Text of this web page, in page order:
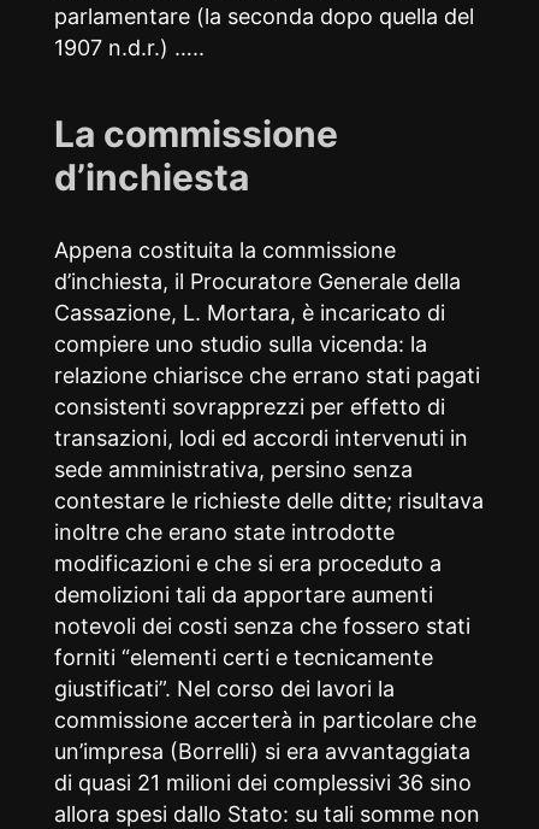
parlamentare (la seconda dopo quella del
1907 n.d.r.) …..
La commissione
d’inchiesta
Appena costituita la commissione
d’inchiesta, il Procuratore Generale della
Cassazione, L. Mortara, è incaricato di
compiere uno studio sulla vicenda: la
relazione chiarisce che errano stati pagati
consistenti sovrapprezzi per effetto di
transazioni, lodi ed accordi intervenuti in
sede amministrativa, persino senza
contestare le richieste delle ditte; risultava
inoltre che erano state introdotte
modificazioni e che si era proceduto a
demolizioni tali da apportare aumenti
notevoli dei costi senza che fossero stati
forniti “elementi certi e tecnicamente
giustificati”. Nel corso dei lavori la
commissione accerterà in particolare che
un’impresa (Borrelli) si era avvantaggiata
di quasi 21 milioni dei complessivi 36 sino
allora spesi dallo Stato: su tali somme non